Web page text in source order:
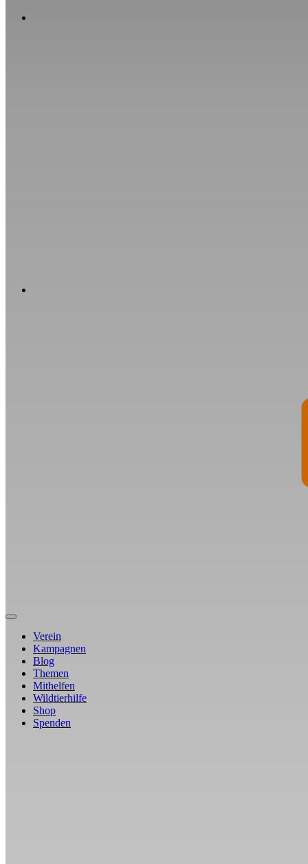
Verein
Kampagnen
Blog
Themen
Mithelfen
Wildtierhilfe
Shop
Spenden